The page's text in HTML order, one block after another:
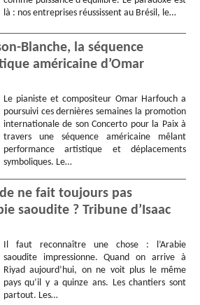
là : nos entreprises réussissent au Brésil, le…
Blanche, la séquence
américaine d’Omar
Le pianiste et compositeur Omar Harfouch a
poursuivi ces dernières semaines la promotion
internationale de son Concerto pour la Paix à
travers une séquence américaine mêlant
performance artistique et déplacements
symboliques. Le…
ne fait toujours pas
saoudite ? Tribune d’Isaac
Il faut reconnaître une chose : l’Arabie
saoudite impressionne. Quand on arrive à
Riyad aujourd’hui, on ne voit plus le même
pays qu’il y a quinze ans. Les chantiers sont
partout. Les…